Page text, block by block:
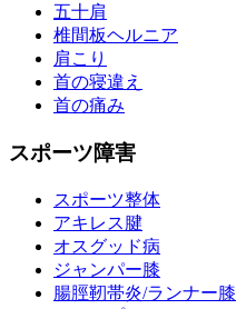
五十肩
椎間板ヘルニア
肩こり
首の寝違え
首の痛み
スポーツ障害
スポーツ整体
アキレス腱
オスグッド病
ジャンパー膝
腸脛靭帯炎/ランナー膝